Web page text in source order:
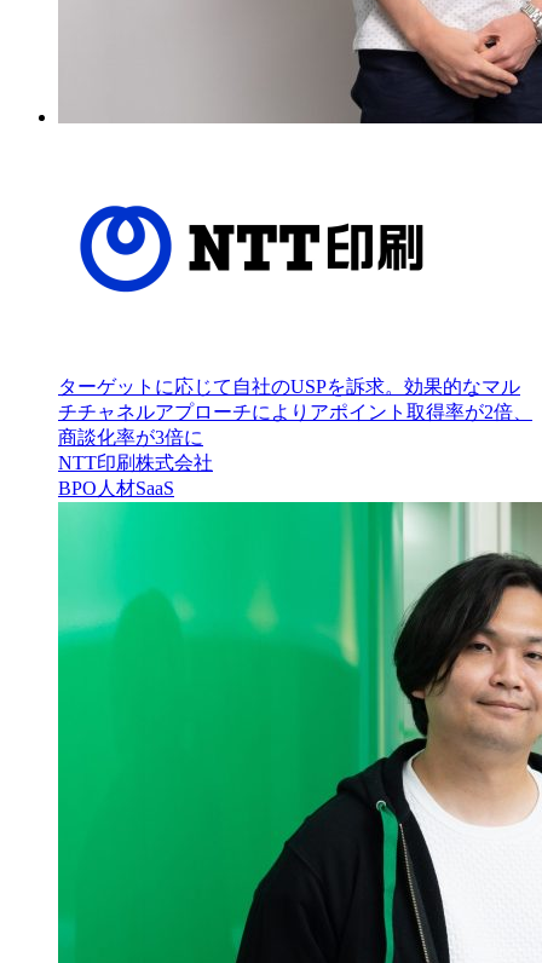
ターゲットに応じて自社のUSPを訴求。効果的なマル
チチャネルアプローチによりアポイント取得率が2倍、
商談化率が3倍に
NTT印刷株式会社
BPO 人材SaaS